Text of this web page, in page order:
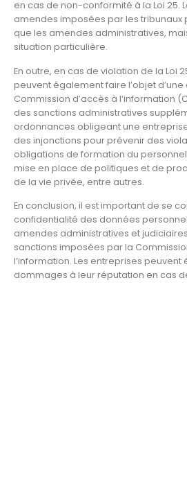
en cas de non-conformité à la Loi 25.
amendes imposées par les tribunaux
que les amendes administratives,
situation particulière.
En outre, en cas de violation de la Loi
peuvent également faire l’objet
Commission d’accès à l’information
des sanctions administratives
ordonnances obligeant une
des injonctions pour prévenir des
obligations de formation du
mise en place de politiques et de
de la vie privée, entre autres.
En conclusion, il est important de se
confidentialité des données
amendes administratives et
sanctions imposées par la
l’information. Les entreprises
dommages à leur réputation en cas